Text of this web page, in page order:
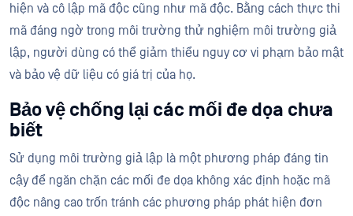
hiện và cô lập mã độc cũng như mã độc. Bằng cách thực thi
mã đáng ngờ trong môi trường thử nghiệm môi trường giả
lập, người dùng có thể giảm thiểu nguy cơ vi phạm bảo mật
và bảo vệ dữ liệu có giá trị của họ.
Bảo vệ chống lại các mối đe dọa chưa
biết
Sử dụng môi trường giả lập là một phương pháp đáng tin
cậy để ngăn chặn các mối đe dọa không xác định hoặc mã
độc nâng cao trốn tránh các phương pháp phát hiện đơn